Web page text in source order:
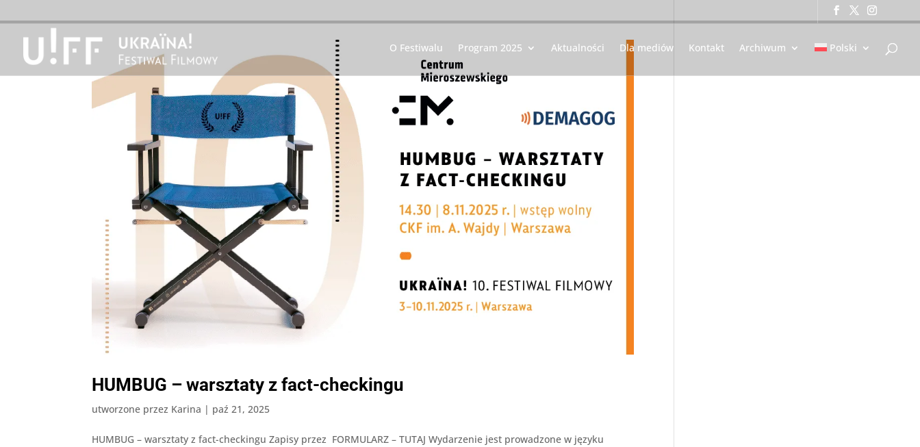
O Festiwalu Program 2025 Aktualności Dla mediów Kontakt Archiwum Polski
HUMBUG – warsztaty z fact-checkingu
utworzone przez Karina | paź 21, 2025
HUMBUG – warsztaty z fact-checkingu Zapisy przez FORMULARZ – TUTAJ Wydarzenie jest prowadzone w języku